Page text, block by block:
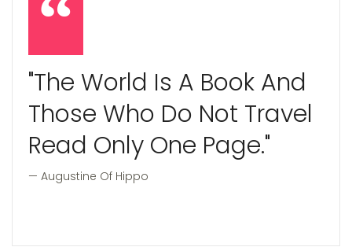
"The World Is A Book And
Those Who Do Not Travel
Read Only One Page."
Augustine Of Hippo